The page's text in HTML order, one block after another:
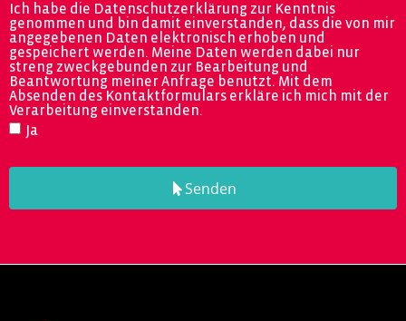
Ich habe die Datenschutzerklärung zur Kenntnis
genommen und bin damit einverstanden, dass die von mir
angegebenen Daten elektronisch erhoben und
gespeichert werden. Meine Daten werden dabei nur
streng zweckgebunden zur Bearbeitung und
Beantwortung meiner Anfrage benutzt. Mit dem
Absenden des Kontaktformulars erkläre ich mich mit der
Verarbeitung einverstanden.
Ja
Senden